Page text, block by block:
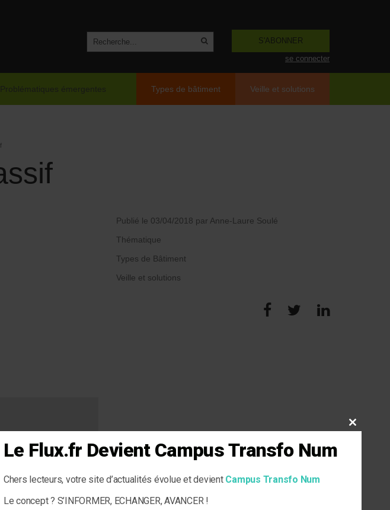
S'ABONNER
se connecter
Problématiques émergentes Types de bâtiment Veille et solutions
Publié le 03/04/2018 par Anne-Laure Soulé
Thématique
Types de Bâtiment
Veille et solutions
CLOSE
Le Flux.fr Devient Campus Transfo Num
Chers lecteurs, votre site d’actualités évolue et devient Campus Transfo Num
Le concept ? S’INFORMER, ECHANGER, AVANCER !